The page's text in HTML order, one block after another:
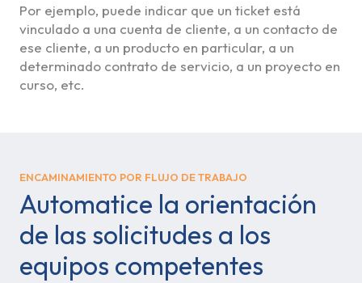
Por ejemplo, puede indicar que un ticket está
vinculado a una cuenta de cliente, a un contacto de
ese cliente, a un producto en particular, a un
determinado contrato de servicio, a un proyecto en
curso, etc.
ENCAMINAMIENTO POR FLUJO DE TRABAJO
Automatice la orientación
de las solicitudes a los
equipos competentes